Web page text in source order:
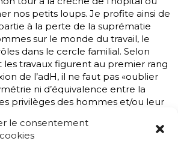
le consentement
nos petits loups. Je profite ainsi de
à la perte de la suprématie
sur le monde du travail, le
dans le cercle familial. Selon
les travaux figurent au premier rang
de l’adH, il ne faut pas «oublier
ni d’équivalence entre la
privilèges des hommes et/ou leur
d’un côté, et l’oppression des
valeur différentielle à laquelle elles